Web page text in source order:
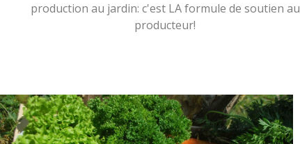
production au jardin: c'est LA formule de soutien au
producteur!